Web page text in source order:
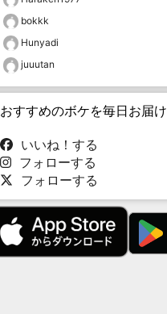
bokkk
Hunyadi
juuutan
おすすめのボケを毎日お届け
いいね！する
フォローする
フォローする